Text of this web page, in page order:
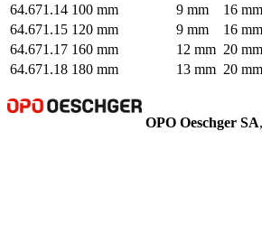
64.671.14 100 mm 9 mm 16 mm
64.671.15 120 mm 9 mm 16 mm
64.671.17 160 mm 12 mm 20 mm
64.671.18 180 mm 13 mm 20 mm
OPO Oeschger SA